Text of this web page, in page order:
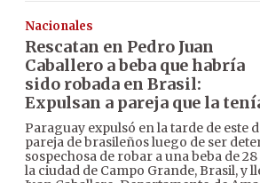
Nacionales
Rescatan en Pedro Juan
Caballero a beba que habría
sido robada en Brasil:
Expulsan a pareja que la
Paraguay expulsó en la tarde de este
pareja de brasileños luego de ser
sospechosa de robar a una beba de
la ciudad de Campo Grande, Brasil, y